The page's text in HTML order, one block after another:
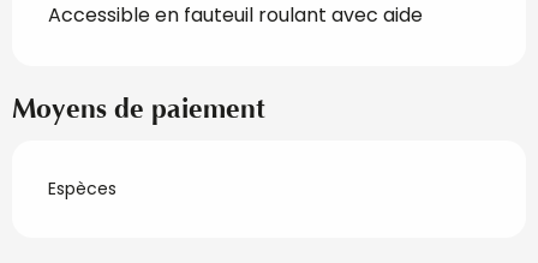
Accessible en fauteuil roulant avec aide
Moyens de paiement
Espèces